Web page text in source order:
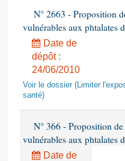
N° 2663 - Proposition
vulnérables aux phtalates
Date de
dépôt :
24/06/2010
Voir le dossier (Limiter
santé)
N° 366 - Proposition
vulnérables aux phtalates
Date de